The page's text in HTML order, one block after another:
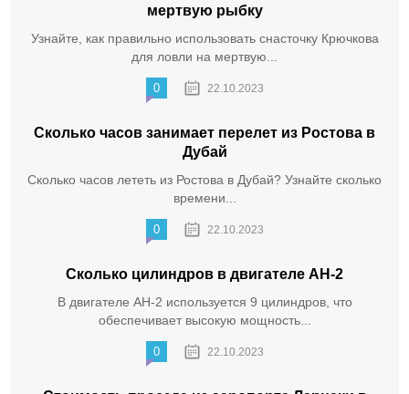
мертвую рыбку
Узнайте, как правильно использовать снасточку Крючкова
для ловли на мертвую...
0 22.10.2023
Сколько часов занимает перелет из Ростова в
Дубай
Сколько часов лететь из Ростова в Дубай? Узнайте сколько
времени...
0 22.10.2023
Сколько цилиндров в двигателе АН-2
В двигателе АН-2 используется 9 цилиндров, что
обеспечивает высокую мощность...
0 22.10.2023